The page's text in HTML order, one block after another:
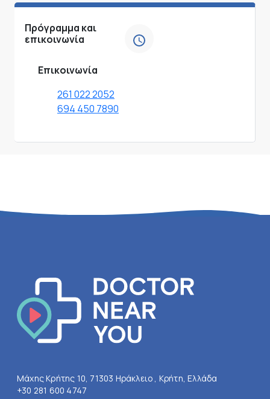
Πρόγραμμα και
επικοινωνία
Επικοινωνία
261 022 2052
694 450 7890
Μάχης Κρήτης 10, 71303 Ηράκλειο , Κρήτη, Ελλάδα
+30 281 600 4747